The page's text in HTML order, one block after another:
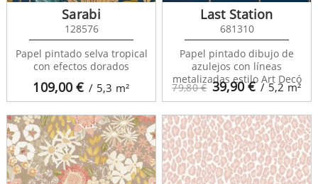
109,00€ / 5,3 m²
Sarabi
128576
Papel pintado selva tropical
con efectos dorados
79,80 € 39,90€ / 5,2 m²
Last Station
681310
Papel pintado dibujo de
azulejos con líneas
metalizadas estilo Art Decó